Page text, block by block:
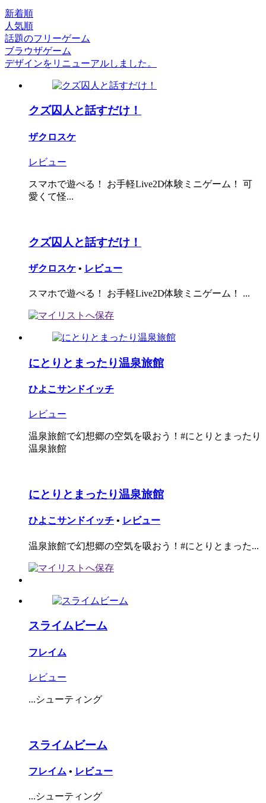
新着順
人気順
話題のフリーゲーム
ブラウザゲーム
デザインをリニューアルしました。
クズ囚人と話すだけ！
ザクロスケ
レビュー
スマホで遊べる！ お手軽Live2D体験ミニゲーム！ 可
愛くて怪...
クズ囚人と話すだけ！
ザクロスケ • レビュー
スマホで遊べる！ お手軽Live2D体験ミニゲーム！ ...
にとりとまったり温泉旅館
ひよこサンドイッチ
レビュー
温泉旅館で幻想郷の空気を吸おう！#にとりとまったり
温泉旅館
にとりとまったり温泉旅館
ひよこサンドイッチ • レビュー
温泉旅館で幻想郷の空気を吸おう！#にとりとまった...
スライムビーム
フレイム
レビュー
...シューティング
スライムビーム
フレイム • レビュー
...シューティング